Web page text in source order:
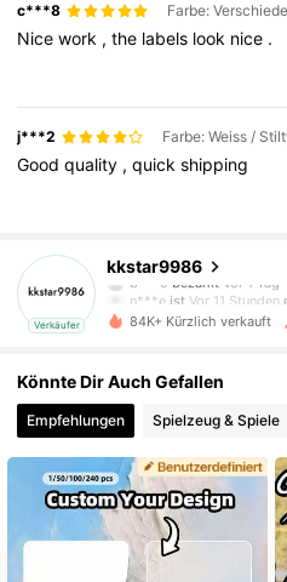
c***8
Nicework ,the labels look nice .
j***2
Goodquality ,quickshipping
Verkäufer
kkstar9986
n***e istVor 11 Stunden
4,65 587 Follower
4,65
4,65 587 Follower
4,65 587 Follower
84K+ Kürzlich verkauft
Könnte Dir Auch Gefallen
Empfehlungen Spielzeug & Spiele